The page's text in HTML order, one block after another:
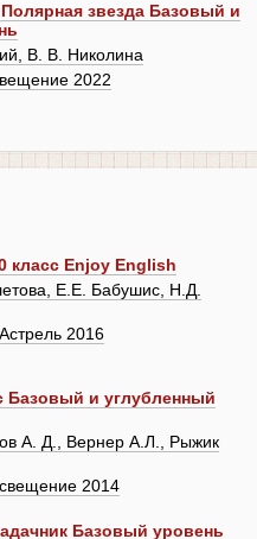
звезда Базовый и
В. В. Николина
2022
класс Enjoy English
Е.Е. Бабушис, Н.Д.
2016
Базовый и углубленный
А. Д., Вернер А.Л., Рыжик
2014
Базовый уровень